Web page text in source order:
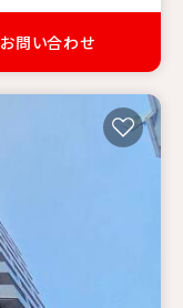
お問い合わせ